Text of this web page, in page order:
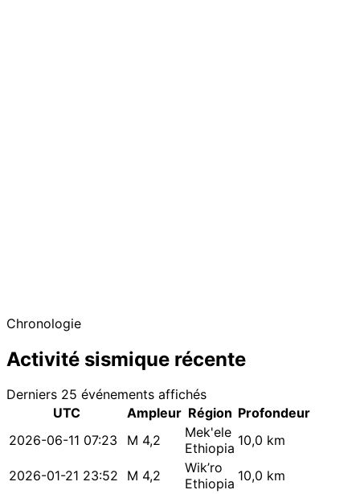
Chronologie
Activité sismique récente
Derniers 25 événements affichés
UTC
Ampleur Région Profondeur
2026-06-11 07:23
M 4,2
Mek'ele
Ethiopia 10,0 km
2026-01-21 23:52 M 4,2
Wik’ro
Ethiopia 10,0 km